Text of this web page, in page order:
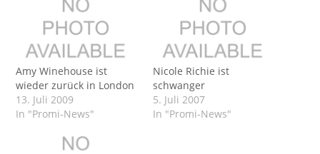
Amy Winehouse ist
wieder zurück in London
13. Juli 2009
In "Promi-News"
Nicole Richie ist
schwanger
5. Juli 2007
In "Promi-News"